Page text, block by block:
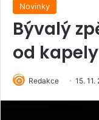
Novinky
Bývalý
od
Redakce 15. 11.